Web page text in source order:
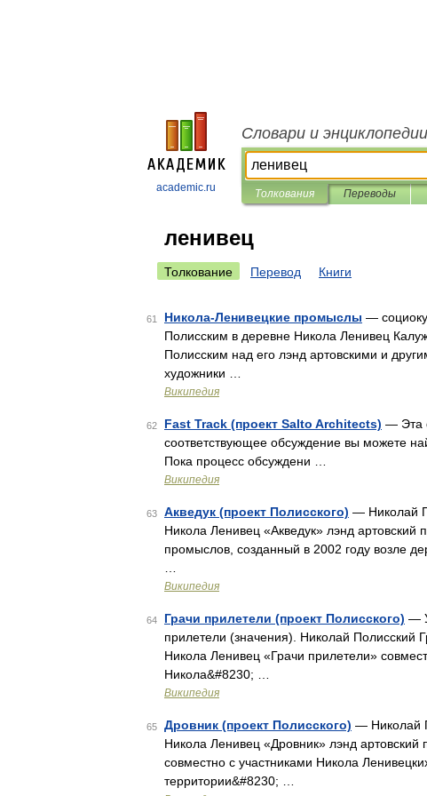
academic.ru
Словари и
Толкования Переводы
ленивец
Толкование Перевод Книги
61 Никола-Ленивецкие промыслы —
Полисским в деревне Никола Ленивец
Полисским над его лэнд артовскими и
художники …
Википедия
62 Fast Track (проект Salto Architects) — Эта
соответствующее обсуждение вы можете
Пока процесс обсуждени …
Википедия
63 Акведук (проект Полисского) — Николай
Никола Ленивец «Акведук» лэнд артовский
промыслов, созданный в 2002 году возле
Википедия
64 Грачи прилетели (проект Полисского) —
прилетели (значения). Николай Полисский
Никола Ленивец «Грачи прилетели»
Никола&#8230; …
Википедия
65 Дровник (проект Полисского) — Николай
Никола Ленивец «Дровник» лэнд
совместно с участниками Никола
территории&#8230; …